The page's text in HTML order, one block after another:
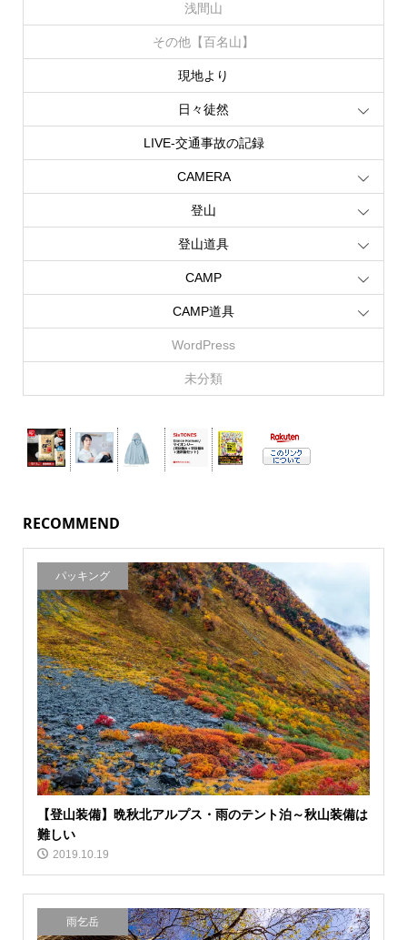
浅間山
その他【百名山】
現地より
日々徒然
LIVE‐交通事故の記録
CAMERA
登山
登山道具
CAMP
CAMP道具
WordPress
未分類
RECOMMEND
パッキング
【登山装備】晩秋北アルプス・雨のテント泊～秋山装備は
難しい
2019.10.19
雨乞岳